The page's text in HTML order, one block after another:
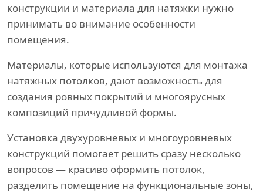
конструкции и материала для натяжки нужно
принимать во внимание особенности
помещения.
Материалы, которые используются для монтажа
натяжных потолков, дают возможность для
создания ровных покрытий и многоярусных
композиций причудливой формы.
Установка двухуровневых и многоуровневых
конструкций помогает решить сразу несколько
вопросов — красиво оформить потолок,
разделить помещение на функциональные зоны,